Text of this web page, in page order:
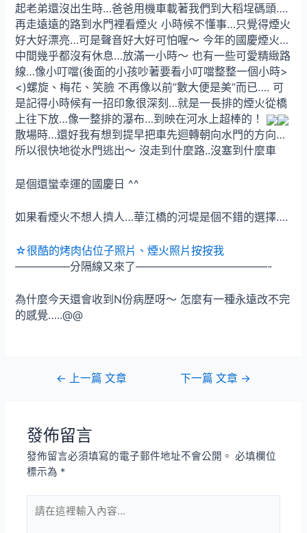
起老弟還沒出生時…爸爸用機車載著我們到大稻埕碼頭….
再走遠遠的路到水門裡看煙火 小時候不懂事…只覺得煙火
好大好漂亮…可是聲音好大好可怕喔～ 今年的國慶煙火…
中間幾乎都沒有休息…放滿一小時～ 也有一些可愛精緻路
線…像小叮噹(後面的小孩吵著要看小叮噹整整一個小時>
<)螺旋、梅花、笑臉 不再像以前”數大便是美”而已…. 可
是記得小時候有一招印象很深刻…就是一長排的煙火從橋
上往下放…像一整排的瀑布…到映在河水上超棒的！
散場時…還好我有想到提早把車先迴轉朝向水門的方向…
所以很快地從水門逃出～ 沒走到什麼路..沒塞到什麼車
是個還蠻幸運的國慶日 ^^
如果看煙火不想人擠人…華江橋的河堤是個不錯的選擇….
☆很酷的烤肉佔位子照片、煙火照片按按我
—————分隔線又來了————————————-
為什麼今天還會收到N份病歷呀～ 怎麼有一種永遠改不完
的感覺…..@@
覽
← 上一篇 文章 下一篇 文章 →
發佈留言
發佈留言必須填寫的電子郵件地址不會公開。 必填欄位
標示為 *
在